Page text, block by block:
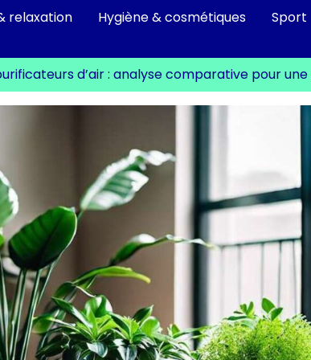
relaxation Hygiène & cosmétiques Sport
d’air : analyse comparative pour